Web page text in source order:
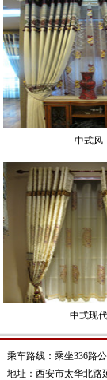
中式风
中式现代
乘车路线：乘坐336路
地址：西安市太华北路